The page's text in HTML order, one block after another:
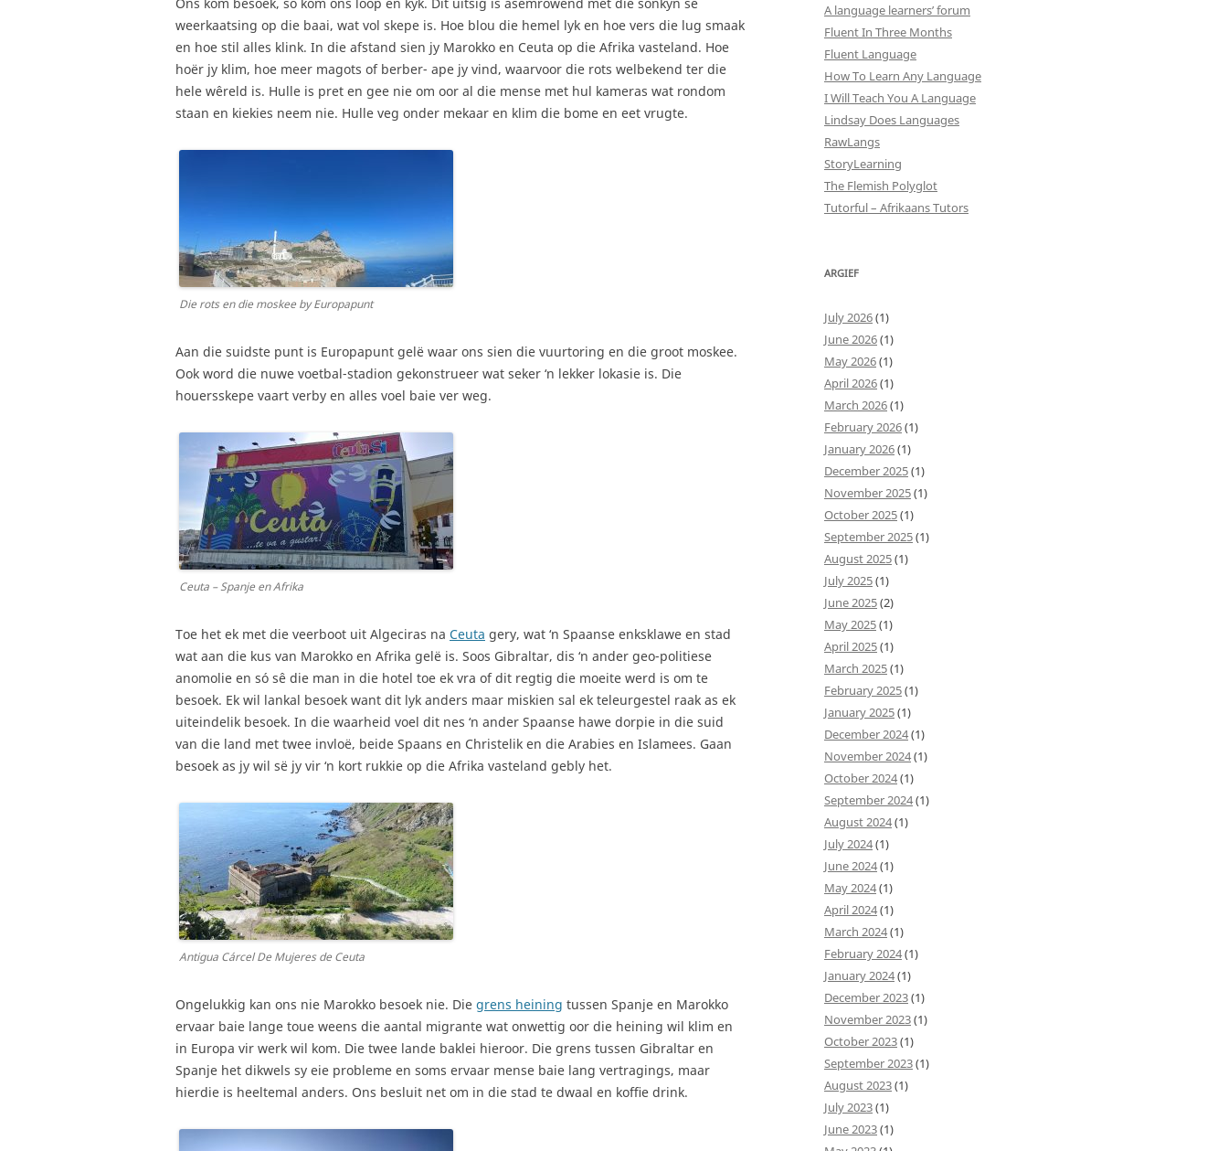
weerkaatsing op die baai, wat vol skepe is. Hoe blou die hemel lyk en hoe vers die lug smaak
en hoe stil alles klink. In die afstand sien jy Marokko en Ceuta op die Afrika vasteland. Hoe
hoër jy klim, hoe meer magots of berber- ape jy vind, waarvoor die rots welbekend ter die
hele wêreld is. Hulle is pret en gee nie om oor al die mense met hul kameras wat rondom
staan en kiekies neem nie. Hulle veg onder mekaar en klim die bome en eet vrugte.
Die rots en die moskee by Europapunt
Aan die suidste punt is Europapunt gelë waar ons sien die vuurtoring en die groot moskee.
Ook word die nuwe voetbal-stadion gekonstrueer wat seker ‘n lekker lokasie is. Die
houersskepe vaart verby en alles voel baie ver weg.
Ceuta – Spanje en Afrika
Toe het ek met die veerboot uit Algeciras na Ceuta gery, wat ‘n Spaanse enksklawe en stad
wat aan die kus van Marokko en Afrika gelë is. Soos Gibraltar, dis ‘n ander geo-politiese
anomolie en só sê die man in die hotel toe ek vra of dit regtig die moeite werd is om te
besoek. Ek wil lankal besoek want dit lyk anders maar miskien sal ek teleurgestel raak as ek
uiteindelik besoek. In die waarheid voel dit nes ‘n ander Spaanse hawe dorpie in die suid
van die land met twee invloë, beide Spaans en Christelik en die Arabies en Islamees. Gaan
besoek as jy wil së jy vir ‘n kort rukkie op die Afrika vasteland gebly het.
Antigua Cárcel De Mujeres de Ceuta
Ongelukkig kan ons nie Marokko besoek nie. Die grens heining tussen Spanje en Marokko
ervaar baie lange toue weens die aantal migrante wat onwettig oor die heining wil klim en
in Europa vir werk wil kom. Die twee lande baklei hieroor. Die grens tussen Gibraltar en
Spanje het dikwels sy eie probleme en soms ervaar mense baie lang vertragings, maar
hierdie is heeltemal anders. Ons besluit net om in die stad te dwaal en koffie drink.
A language learners’ forum
Fluent In Three Months
Fluent Language
How To Learn Any Language
I Will Teach You A Language
Lindsay Does Languages
RawLangs
StoryLearning
The Flemish Polyglot
Tutorful – Afrikaans Tutors
ARGIEF
July 2026(1)
June 2026(1)
May 2026(1)
April 2026(1)
March 2026(1)
February 2026(1)
January 2026(1)
December 2025(1)
November 2025(1)
October 2025(1)
September 2025(1)
August 2025(1)
July 2025(1)
June 2025(2)
May 2025(1)
April 2025(1)
March 2025(1)
February 2025(1)
January 2025(1)
December 2024(1)
November 2024(1)
October 2024(1)
September 2024(1)
August 2024(1)
July 2024(1)
June 2024(1)
May 2024(1)
April 2024(1)
March 2024(1)
February 2024(1)
January 2024(1)
December 2023(1)
November 2023(1)
October 2023(1)
September 2023(1)
August 2023(1)
July 2023(1)
June 2023(1)